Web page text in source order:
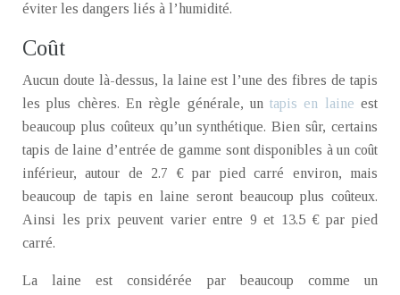
éviter les dangers liés à l’humidité.
Coût
Aucun doute là-dessus, la laine est l’une des fibres de tapis
les plus chères. En règle générale, untapis en laine est
beaucoup plus coûteux qu’un synthétique. Bien sûr, certains
tapis de laine d’entrée de gamme sont disponibles à un coût
inférieur, autour de 2.7 € par pied carré environ, mais
beaucoup de tapis en laine seront beaucoup plus coûteux.
Ainsi les prix peuvent varier entre 9 et 13.5 € par pied
carré.
La laine est considérée par beaucoup comme un